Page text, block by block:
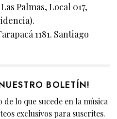
Palmas, Local 017,
1181. Santiago
BOLETÍN!
lo que sucede en la música
exclusivos para suscrites.